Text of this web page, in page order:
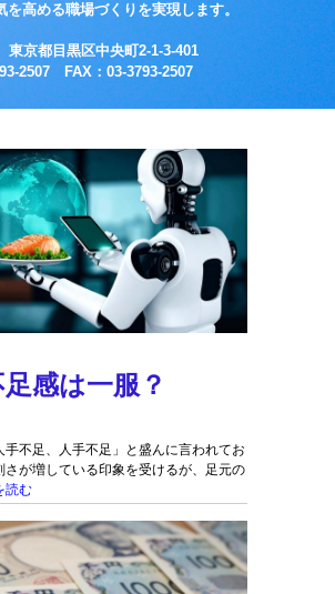
を高める職場づくりを実現します。
京都目黒区中央町2-1-3-401
2507 FAX：03-3793-2507
足感は一服？
不足、人手不足」と盛んに言われてお
さが増している印象を受けるが、足元の
読む